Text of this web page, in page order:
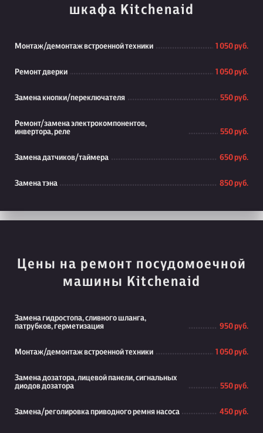
шкафа Kitchenaid
Монтаж/демонтаж встроенной техники 1 050 руб.
Ремонт дверки 1 050 руб.
Замена кнопки/переключателя 550 руб.
Ремонт/замена электрокомпонентов,
инвертора, реле
550 руб.
Замена датчиков/таймера 650 руб.
Замена тэна 850 руб.
Цены на ремонт посудомоечной
машины Kitchenaid
Замена гидростопа, сливного шланга,
патрубков, герметизация
950 руб.
Монтаж/демонтаж встроенной техники 1 050 руб.
Замена дозатора, лицевой панели, сигнальных
диодов дозатора
550 руб.
Замена/реголировка приводного ремня насоса 450 руб.